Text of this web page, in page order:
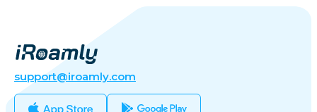
support@iroamly.com